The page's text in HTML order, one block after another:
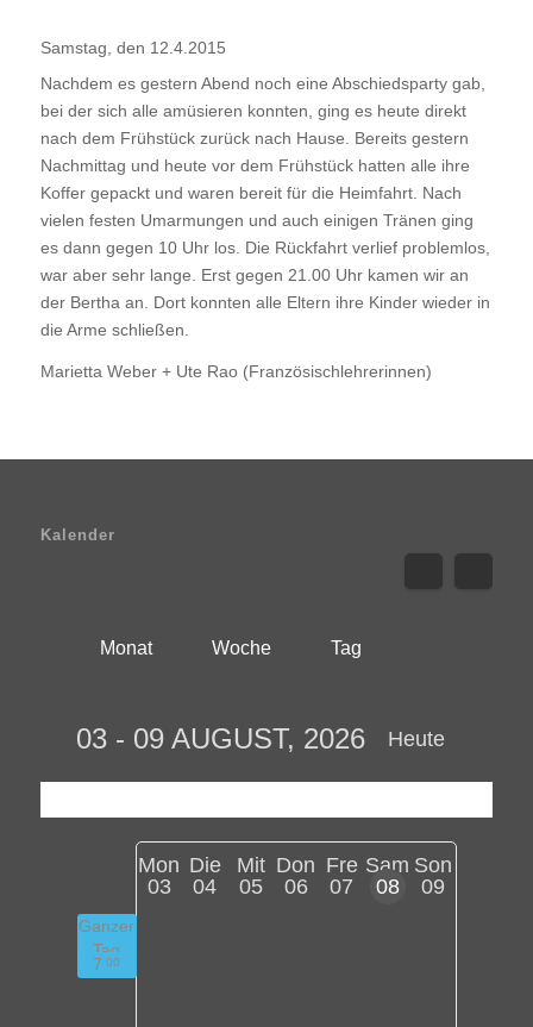
Samstag, den 12.4.2015
Nachdem es gestern Abend noch eine Abschiedsparty gab,
bei der sich alle amüsieren konnten, ging es heute direkt
nach dem Frühstück zurück nach Hause. Bereits gestern
Nachmittag und heute vor dem Frühstück hatten alle ihre
Koffer gepackt und waren bereit für die Heimfahrt. Nach
vielen festen Umarmungen und auch einigen Tränen ging
es dann gegen 10 Uhr los. Die Rückfahrt verlief problemlos,
war aber sehr lange. Erst gegen 21.00 Uhr kamen wir an
der Bertha an. Dort konnten alle Eltern ihre Kinder wieder in
die Arme schließen.
Marietta Weber + Ute Rao (Französischlehrerinnen)
Kalender
Monat Woche Tag
Heute
03 - 09 AUGUST, 2026
Mon
03
Die
04
Mit
05
Don
06
Fre
07
Sam
08
Son
09
Ganzer
Tag
7 00